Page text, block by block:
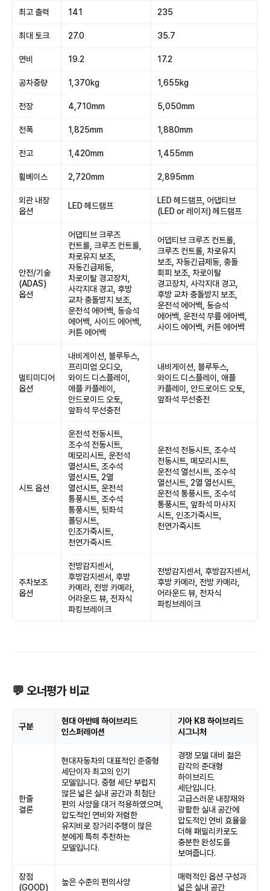
최고 출력 141 235
최대 토크 27.0 35.7
연비 19.2 17.2
공차중량 1,370kg 1,655kg
전장 4,710mm 5,050mm
전폭 1,825mm 1,880mm
전고 1,420mm 1,455mm
휠베이스 2,720mm 2,895mm
외관 내장
옵션
LED 헤드램프
LED 헤드램프, 어댑티브
(LED or 레이저) 헤드램프
안전/기술
(ADAS)
옵션
어댑티브 크루즈
컨트롤, 크루즈 컨트롤,
차로유지 보조,
자동긴급제동,
차로이탈 경고장치,
사각지대 경고, 후방
교차 충돌방지 보조,
운전석 에어백, 동승석
에어백, 사이드 에어백,
커튼 에어백
어댑티브 크루즈 컨트롤,
크루즈 컨트롤, 차로유지
보조, 자동긴급제동, 충돌
회피 보조, 차로이탈
경고장치, 사각지대 경고,
후방 교차 충돌방지 보조,
운전석 에어백, 동승석
에어백, 운전석 무릎 에어백,
사이드 에어백, 커튼 에어백
멀티미디어
옵션
내비게이션, 블루투스,
프리미엄 오디오,
와이드 디스플레이,
애플 카플레이,
안드로이드 오토,
앞좌석 무선충전
내비게이션, 블루투스,
와이드 디스플레이, 애플
카플레이, 안드로이드 오토,
앞좌석 무선충전
시트 옵션
운전석 전동시트,
조수석 전동시트,
메모리시트, 운전석
열선시트, 조수석
열선시트, 2열
열선시트, 운전석
통풍시트, 조수석
통풍시트, 뒷좌석
폴딩시트,
인조가죽시트,
천연가죽시트
운전석 전동시트, 조수석
전동시트, 메모리시트,
운전석 열선시트, 조수석
열선시트, 2열 열선시트,
운전석 통풍시트, 조수석
통풍시트, 앞좌석 마사지
시트, 인조가죽시트,
천연가죽시트
주차보조
옵션
전방감지센서,
후방감지센서, 후방
카메라, 전방 카메라,
어라운드 뷰, 전자식
파킹브레이크
전방감지센서, 후방감지센서,
후방 카메라, 전방 카메라,
어라운드 뷰, 전자식
파킹브레이크
💬 오너평가 비교
구분
현대 아반떼 하이브리드
인스퍼레이션
기아 K8 하이브리드
시그니처
한줄
결론
현대자동차의 대표적인 준중형
세단이자 최고의 인기
모델입니다. 중형 세단 부럽지
않은 넓은 실내 공간과 최첨단
편의 사양을 대거 적용하였으며,
압도적인 연비와 저렴한
유지비로 장거리주행이 많은
분에게 특히 추천하는
모델입니다.
경쟁 모델 대비 젊은
감각의 준대형
하이브리드
세단입니다.
고급스러운 내장재와
광활한 실내 공간에
압도적인 연비 효율을
더해 패밀리카로도
충분한 완성도를
보여줍니다.
장점
(GOOD)
높은 수준의 편의사양
매력적인 옵션 구성과
넓은 실내 공간